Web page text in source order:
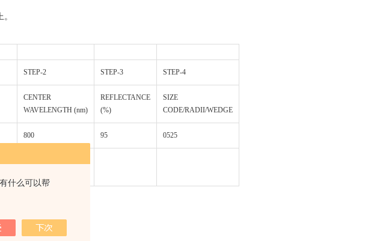
什么可以帮
STEP-2 STEP-3 STEP-4
CENTER
WAVELENGTH (nm)
REFLECTANCE
(%)
SIZE
CODE/RADII/WEDGE
800 95 0525